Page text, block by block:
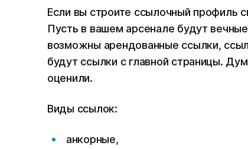
Если вы строите ссылочный профиль
Пусть в вашем арсенале будут
возможны арендованные ссылки,
будут ссылки с главной страницы.
оценили.
Виды ссылок:
анкорные,